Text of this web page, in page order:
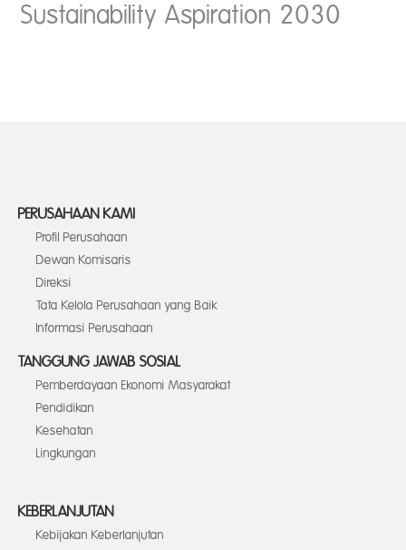
Sustainability Aspiration 2030
PERUSAHAAN KAMI
Profil Perusahaan
Dewan Komisaris
Direksi
Tata Kelola Perusahaan yang Baik
Informasi Perusahaan
TANGGUNG JAWAB SOSIAL
Pemberdayaan Ekonomi Masyarakat
Pendidikan
Kesehatan
Lingkungan
KEBERLANJUTAN
Kebijakan Keberlanjutan